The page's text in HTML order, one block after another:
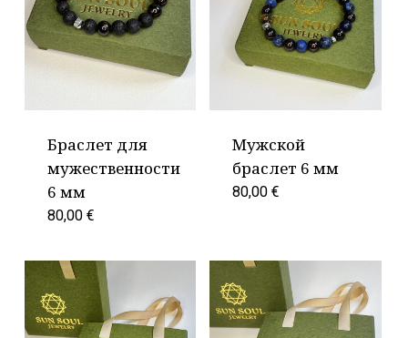
Браслет для
мужественности
6 мм
80,00 €
Мужской
браслет 6 мм
80,00€